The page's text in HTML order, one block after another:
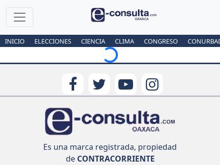
INICIO ELECCIONES CIENCIA CLIMA CONGRESO
Loading...
Es una marca registrada, propiedad
deCONTRACORRIENTE